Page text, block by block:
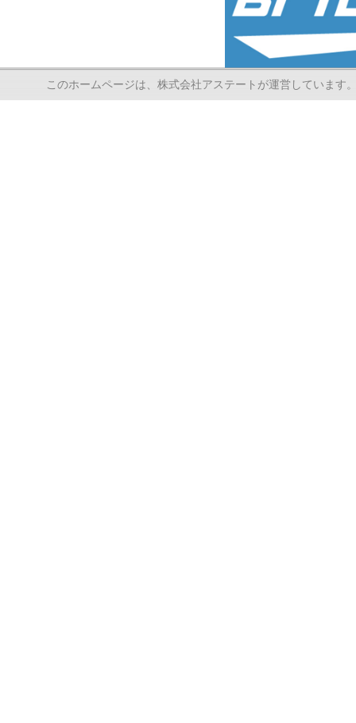
このホームページは、株式会社アステートが運営していま